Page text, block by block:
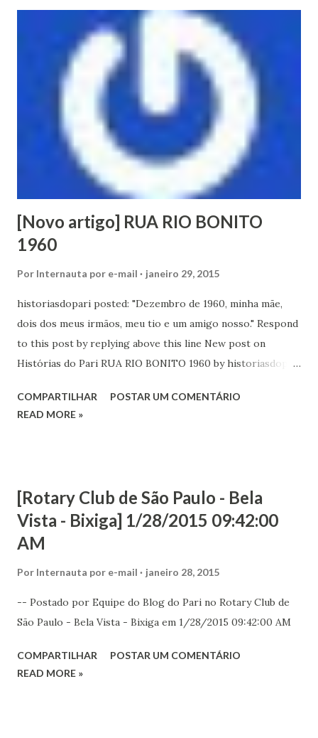
[Novo artigo] RUA RIO BONITO
1960
Por Internauta por e-mail janeiro 29, 2015
historiasdopari posted: "Dezembro de 1960, minha mãe,
dois dos meus irmãos, meu tio e um amigo nosso." Respond
to this post by replying above this line New post on
Histórias do Pari RUA RIO BONITO 1960 by historiasdopari
COMPARTILHAR
POSTAR UM COMENTÁRIO
READ MORE »
[Rotary Club de São Paulo - Bela
Vista - Bixiga] 1/28/2015 09:42:00
AM
Por Internauta por e-mail janeiro 28, 2015
-- Postado por Equipe do Blog do Pari no Rotary Club de
São Paulo - Bela Vista - Bixiga em 1/28/2015 09:42:00 AM
COMPARTILHAR
POSTAR UM COMENTÁRIO
READ MORE »